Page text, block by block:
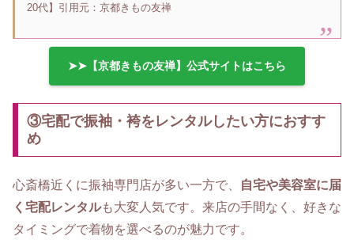
20代】引用元：京都きもの友禅
➤➤【京都きもの友禅】公式サイトはこちら
③宅配で振袖・袴をレンタルしたい方におすす
め
心斎橋近くに振袖専門店が多い一方で、
自宅や美容室に届
く宅配レンタルも大変人気です。来店の手間なく、好きな
タイミングで着物を選べるのが魅力です。